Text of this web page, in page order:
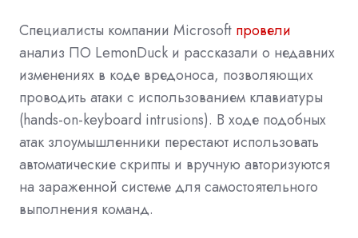
Специалисты компании Microsoft провели
анализ ПО LemonDuck и рассказали о недавних
изменениях в коде вредоноса, позволяющих
проводить атаки с использованием клавиатуры
(hands-on-keyboard intrusions). В ходе подобных
атак злоумышленники перестают использовать
автоматические скрипты и вручную авторизуются
на зараженной системе для самостоятельного
выполнения команд.